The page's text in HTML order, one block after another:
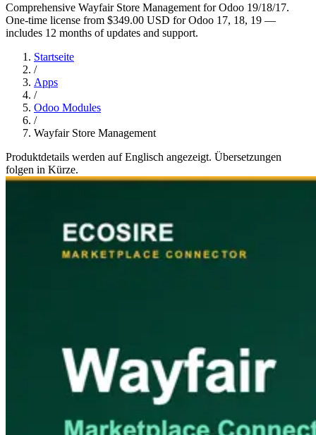
Comprehensive Wayfair Store Management for Odoo 19/18/17.
One-time license from $349.00 USD for Odoo 17, 18, 19 —
includes 12 months of updates and support.
Startseite
/
Apps
/
Odoo Modules
/
Wayfair Store Management
Produktdetails werden auf Englisch angezeigt. Übersetzungen
folgen in Kürze.